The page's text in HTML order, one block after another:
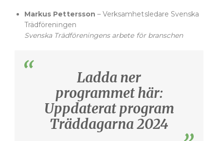
Markus Pettersson – Verksamhetsledare Svenska
Trädföreningen
Svenska Trädföreningens arbete för branschen
Ladda ner
programmet här:
Uppdaterat program
Träddagarna 2024